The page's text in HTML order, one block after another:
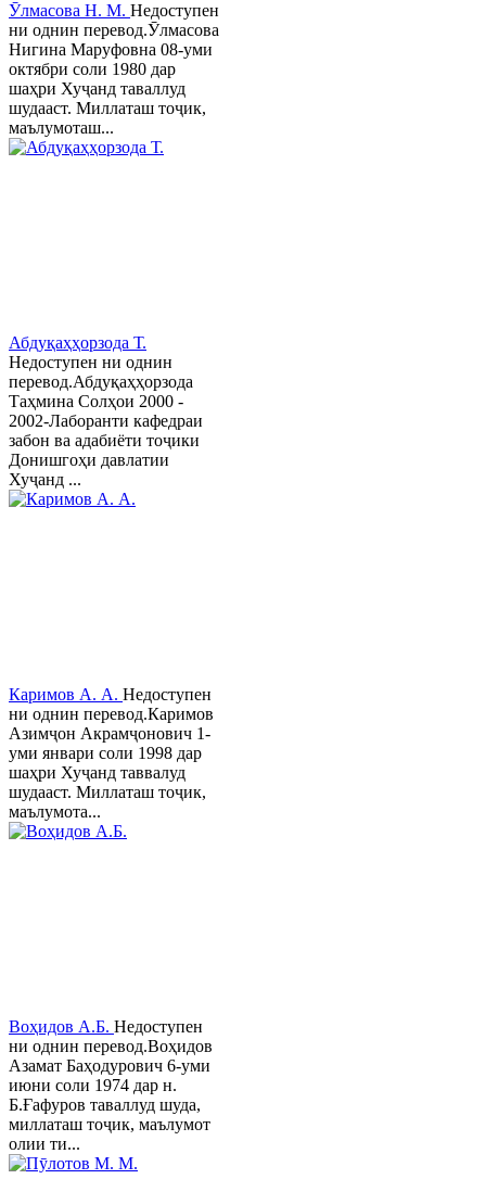
Ӯлмасова Н. М. Недоступен
ни однин перевод.Ӯлмасова
Нигина Маруфовна 08-уми
октябри соли 1980 дар
шаҳри Хуҷанд таваллуд
шудааст. Миллаташ тоҷик,
маълумоташ...
Абдуқаҳҳорзода Т.
Недоступен ни однин
перевод.Абдуқаҳҳорзода
Таҳмина Солҳои 2000 -
2002-Лаборанти кафедраи
забон ва адабиёти тоҷики
Донишгоҳи давлатии
Хуҷанд ...
Каримов А. А. Недоступен
ни однин перевод.Каримов
Азимҷон Акрамҷонович 1-
уми январи соли 1998 дар
шаҳри Хуҷанд таввалуд
шудааст. Миллаташ тоҷик,
маълумота...
Воҳидов А.Б. Недоступен
ни однин перевод.Воҳидов
Азамат Баҳодурович 6-уми
июни соли 1974 дар н.
Б.Ғафуров таваллуд шуда,
миллаташ тоҷик, маълумот
олии ти...